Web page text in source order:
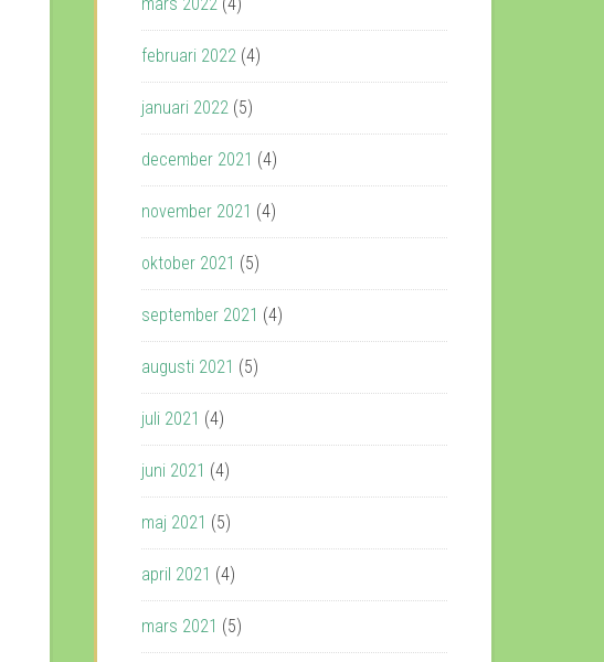
februari 2022 (4)
januari 2022 (5)
december 2021 (4)
november 2021 (4)
oktober 2021 (5)
september 2021 (4)
augusti 2021 (5)
juli 2021 (4)
juni 2021 (4)
maj 2021 (5)
april 2021 (4)
mars 2021 (5)